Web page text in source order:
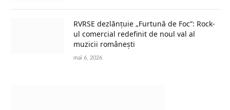
RVRSE dezlănțuie „Furtună de Foc”: Rock-
ul comercial redefinit de noul val al
muzicii românești
mai 6, 2026